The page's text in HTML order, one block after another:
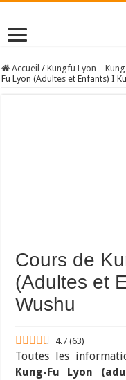
Accueil / Kungfu Lyon –
Fu Lyon (Adultes et Enfants) I
Cours de
(Adultes et
Wushu
4.7 (63)
Toutes les
Kung-Fu Lyon